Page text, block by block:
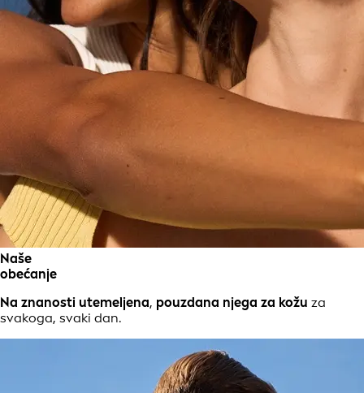
Naše
obećanje
Na znanosti utemeljena, pouzdana njega za kožu za
svakoga, svaki dan.